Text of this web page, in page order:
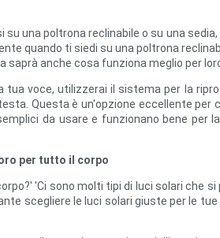
una poltrona reclinabile o su una
quando ti siedi su una poltrona
saprà anche cosa funziona meglio per
tua voce, utilizzerai il sistema per la
Questa è un'opzione eccellente
da usare e funzionano bene per
per tutto il corpo
'Ci sono molti tipi di luci solari che
scegliere le luci solari giuste per le